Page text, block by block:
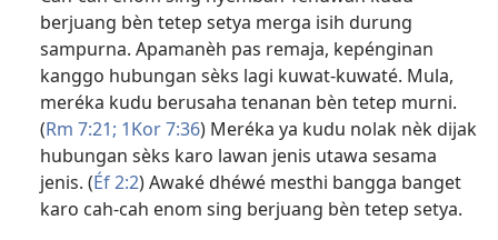
berjuang bèn tetep setya merga isih durung
sampurna. Apamanèh pas remaja, kepénginan
kanggo hubungan sèks lagi kuwat-kuwaté. Mula,
meréka kudu berusaha tenanan bèn tetep murni.
(Rm 7:21; 1Kor 7:36) Meréka ya kudu nolak nèk dijak
hubungan sèks karo lawan jenis utawa sesama
jenis. (Éf 2:2) Awaké dhéwé mesthi bangga banget
karo cah-cah enom sing berjuang bèn tetep setya.